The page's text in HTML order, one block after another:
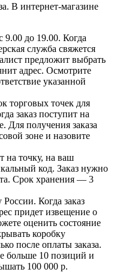
В интернет-магазине
9.00 до 19.00. Когда
служба свяжется
предложит выбрать
адрес. Осмотрите
указанной
торговых точек для
заказ поступит на
Для получения заказа
зоне и назовите
на точку, на ваш
код. Заказ нужно
Срок хранения — 3
России. Когда заказ
придет извещение о
оценить состояние
коробку
после оплаты заказа.
больше 10 позиций и
100 000 р.